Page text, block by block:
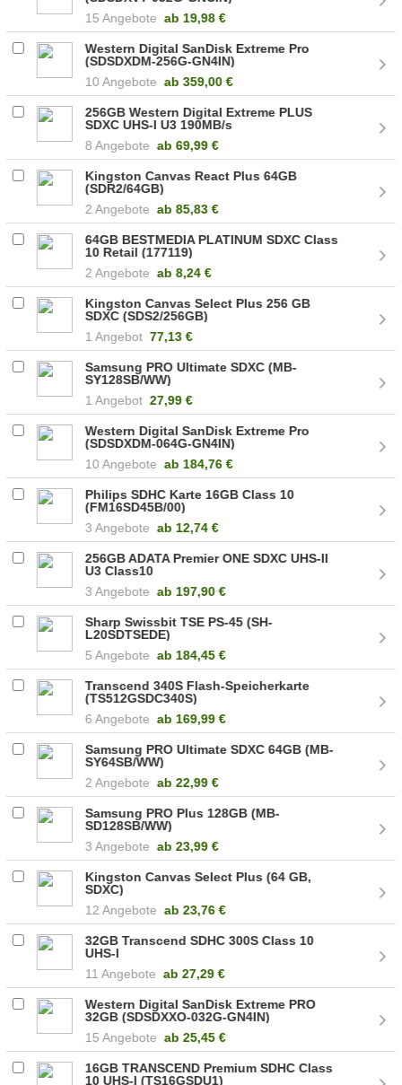
15 Angebote ab 19,98 €
Western Digital SanDisk Extreme Pro
(SDSDXDM-256G-GN4IN)
10 Angebote ab 359,00 €
256GB Western Digital Extreme PLUS
SDXC UHS-I U3 190MB/s
8 Angebote ab 69,99 €
Kingston Canvas React Plus 64GB
(SDR2/64GB)
2 Angebote ab 85,83 €
64GB BESTMEDIA PLATINUM SDXC Class
10 Retail (177119)
2 Angebote ab 8,24 €
Kingston Canvas Select Plus 256 GB
SDXC (SDS2/256GB)
1 Angebot 77,13 €
Samsung PRO Ultimate SDXC (MB-
SY128SB/WW)
1 Angebot 27,99 €
Western Digital SanDisk Extreme Pro
(SDSDXDM-064G-GN4IN)
10 Angebote ab 184,76 €
Philips SDHC Karte 16GB Class 10
(FM16SD45B/00)
3 Angebote ab 12,74 €
256GB ADATA Premier ONE SDXC UHS-II
U3 Class10
3 Angebote ab 197,90 €
Sharp Swissbit TSE PS-45 (SH-
L20SDTSEDE)
5 Angebote ab 184,45 €
Transcend 340S Flash-Speicherkarte
(TS512GSDC340S)
6 Angebote ab 169,99 €
Samsung PRO Ultimate SDXC 64GB (MB-
SY64SB/WW)
2 Angebote ab 22,99 €
Samsung PRO Plus 128GB (MB-
SD128SB/WW)
3 Angebote ab 23,99 €
Kingston Canvas Select Plus (64 GB,
SDXC)
12 Angebote ab 23,76 €
32GB Transcend SDHC 300S Class 10
UHS-I
11 Angebote ab 27,29 €
Western Digital SanDisk Extreme PRO
32GB (SDSDXXO-032G-GN4IN)
15 Angebote ab 25,45 €
16GB TRANSCEND Premium SDHC Class
10 UHS-I (TS16GSDU1)